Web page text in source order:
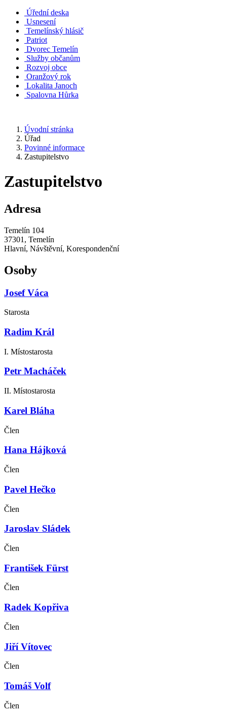
Úřední deska
Usnesení
Temelínský hlásič
Patriot
Dvorec Temelín
Služby občanům
Rozvoj obce
Oranžový rok
Lokalita Janoch
Spalovna Hůrka
Úvodní stránka
Úřad
Povinné informace
Zastupitelstvo
Zastupitelstvo
Adresa
Temelín 104
37301, Temelín
Hlavní, Návštěvní, Korespondenční
Osoby
Josef Váca
Starosta
Radim Král
I. Místostarosta
Petr Macháček
II. Místostarosta
Karel Bláha
Člen
Hana Hájková
Člen
Pavel Hečko
Člen
Jaroslav Sládek
Člen
František Fürst
Člen
Radek Kopřiva
Člen
Jiří Vítovec
Člen
Tomáš Volf
Člen